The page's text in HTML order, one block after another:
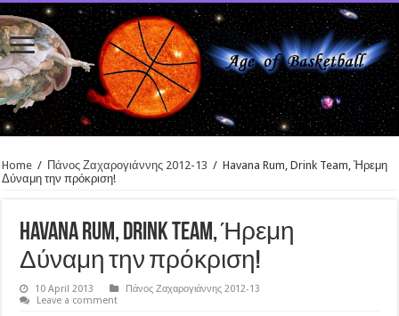
Home / Πάνος Ζαχαρογιάννης 2012-13 / Havana Rum, Drink Team, Ήρεμη
Δύναμη την πρόκριση!
Havana Rum, Drink Team, Ήρεμη
Δύναμη την πρόκριση!
10 April 2013
Πάνος Ζαχαρογιάννης 2012-13
Leave a comment